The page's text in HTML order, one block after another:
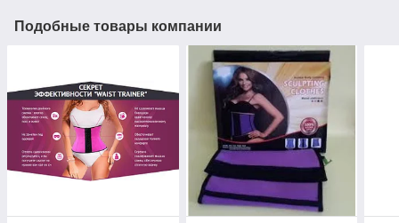
Подобные товары компании